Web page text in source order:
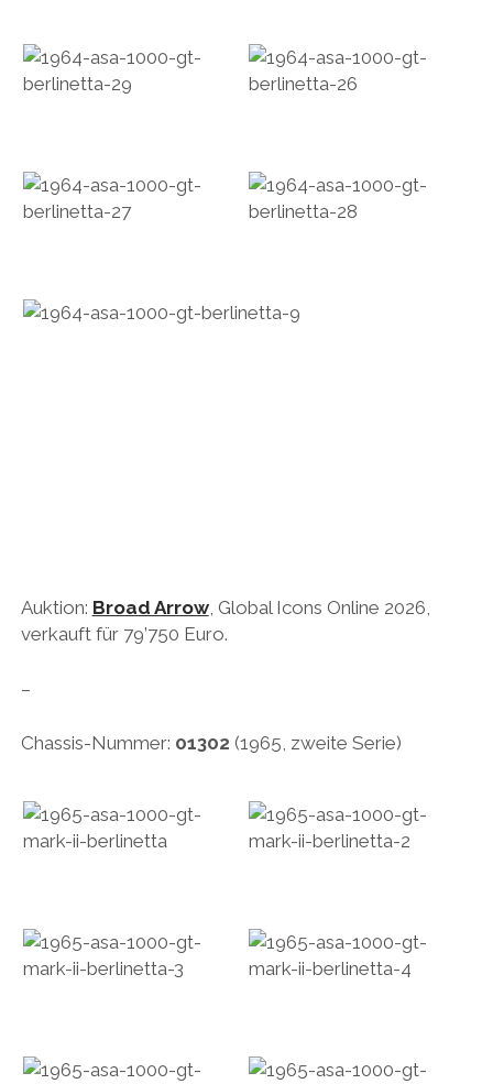
Auktion: Broad Arrow, Global Icons Online 2026,
verkauft für 79’750 Euro.
–
Chassis-Nummer: 01302 (1965, zweite Serie)